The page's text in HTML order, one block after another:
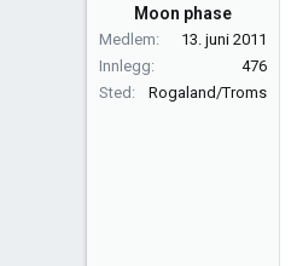
Moon phase
Medlem
13. juni 2011
Innlegg
476
Sted
Rogaland/Troms